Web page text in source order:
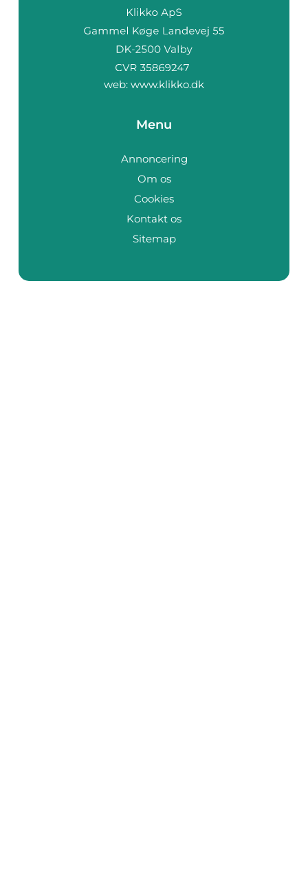
web: www.klikko.dk
Menu
Annoncering
Om os
Cookies
Kontakt os
Sitemap